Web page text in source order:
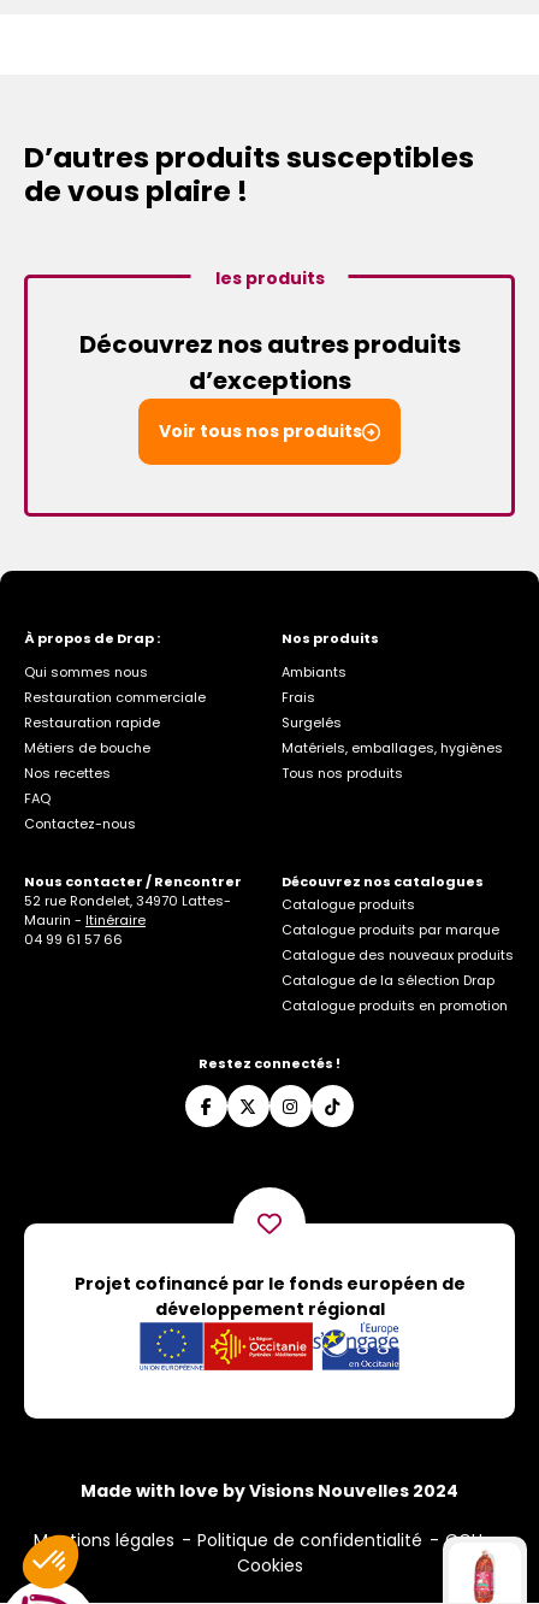
D’autres produits susceptibles
de vous plaire !
les produits
Découvrez nos autres produits
d’exceptions
Voir tous nos produits
À propos de Drap :
Qui sommes nous
Restauration commerciale
Restauration rapide
Métiers de bouche
Nos recettes
FAQ
Contactez-nous
Nos produits
Ambiants
Frais
Surgelés
Matériels, emballages, hygiènes
Tous nos produits
Nous contacter / Rencontrer
52 rue Rondelet, 34970 Lattes-
Maurin - Itinéraire
04 99 61 57 66
Découvrez nos catalogues
Catalogue produits
Catalogue produits par marque
Catalogue des nouveaux produits
Catalogue de la sélection Drap
Catalogue produits en promotion
Restez connectés !
Projet cofinancé par le fonds européen de
développement régional
Made with love by Visions Nouvelles 2024
Mentions légales Politique de confidentialité
CGU
Cookies